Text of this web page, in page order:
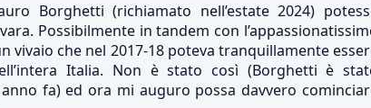
Borghetti (richiamato nell’estate 2024)
Possibilmente in tandem con
vivaio che nel 2017-18 poteva tranquillamente
Italia. Non è stato così (Borghetti è
fa) ed ora mi auguro possa davvero